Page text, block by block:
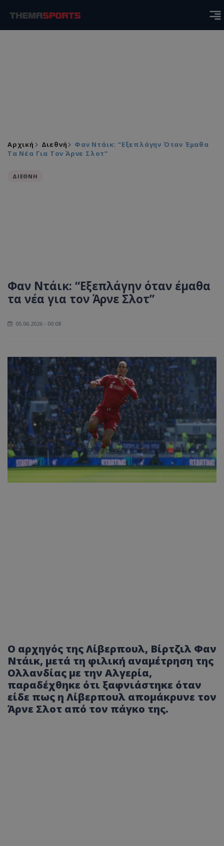
Αρχική Διεθνή
Φαν Ντάικ: “Εξεπλάγην Όταν Έμαθα
Τα Νέα Για Τον Άρνε Σλοτ”
ΔΙΕΘΝΗ
Φαν Ντάικ: “Εξεπλάγην όταν έμαθα
τα νέα για τον Άρνε Σλοτ”
05.06.2026 - 00:08
Ο αρχηγός της Λίβερπουλ, Βίρτζιλ Φαν
Ντάικ, μετά τη φιλική αναμέτρηση της
Ολλανδίας με την Αλγερία,
παραδέχθηκε ότι ξαφνιάστηκε όταν
είδε πως η Λίβερπουλ απομάκρυνε τον
Άρνε Σλοτ από τον πάγκο της.